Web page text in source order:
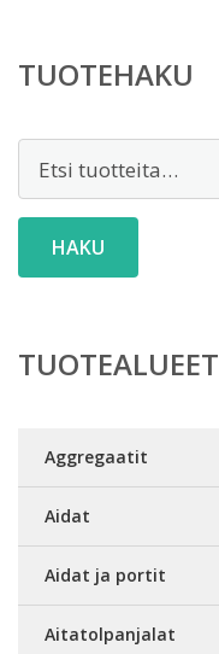
TUOTEHAKU
HAKU
TUOTEALUEET
Aggregaatit
Aidat
Aidat ja portit
Aitatolpanjalat